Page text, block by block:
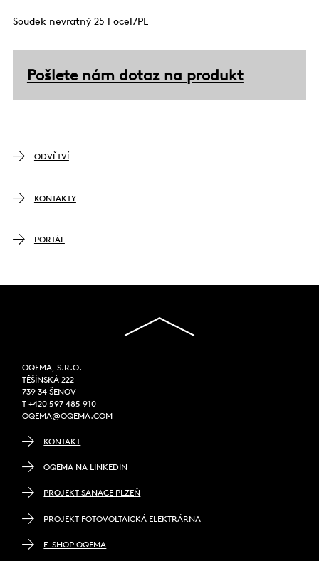
Soudek nevratný 25 l ocel/PE
Pošlete nám dotaz na produkt
ODVĚTVÍ
KONTAKTY
PORTÁL
OQEMA, S.R.O.
TĚŠÍNSKÁ 222
739 34 ŠENOV
T +420 597 485 910
OQEMA@OQEMA.COM
KONTAKT
OQEMA NA LINKEDIN
PROJEKT SANACE PLZEŇ
PROJEKT FOTOVOLTAICKÁ ELEKTRÁRNA
E-SHOP OQEMA